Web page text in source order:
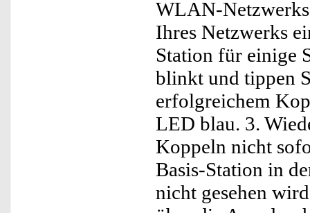
WLAN-Netzwerks
Ihres Netzwerks
Station für einige
blinkt und tippen
erfolgreichem
LED blau. 3.
Koppeln nicht
Basis-Station in
nicht gesehen